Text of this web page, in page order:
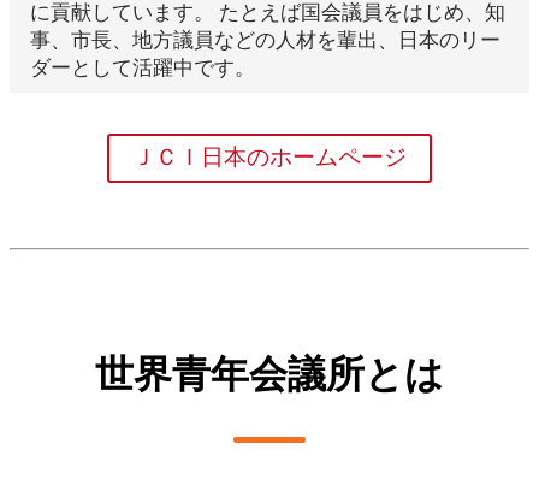
に貢献しています。 たとえば国会議員をはじめ、知
事、市長、地方議員などの人材を輩出、日本のリー
ダーとして活躍中です。
ＪＣＩ日本のホームページ
世界青年会議所とは